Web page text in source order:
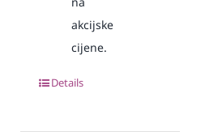
akcijske
cijene.
Details